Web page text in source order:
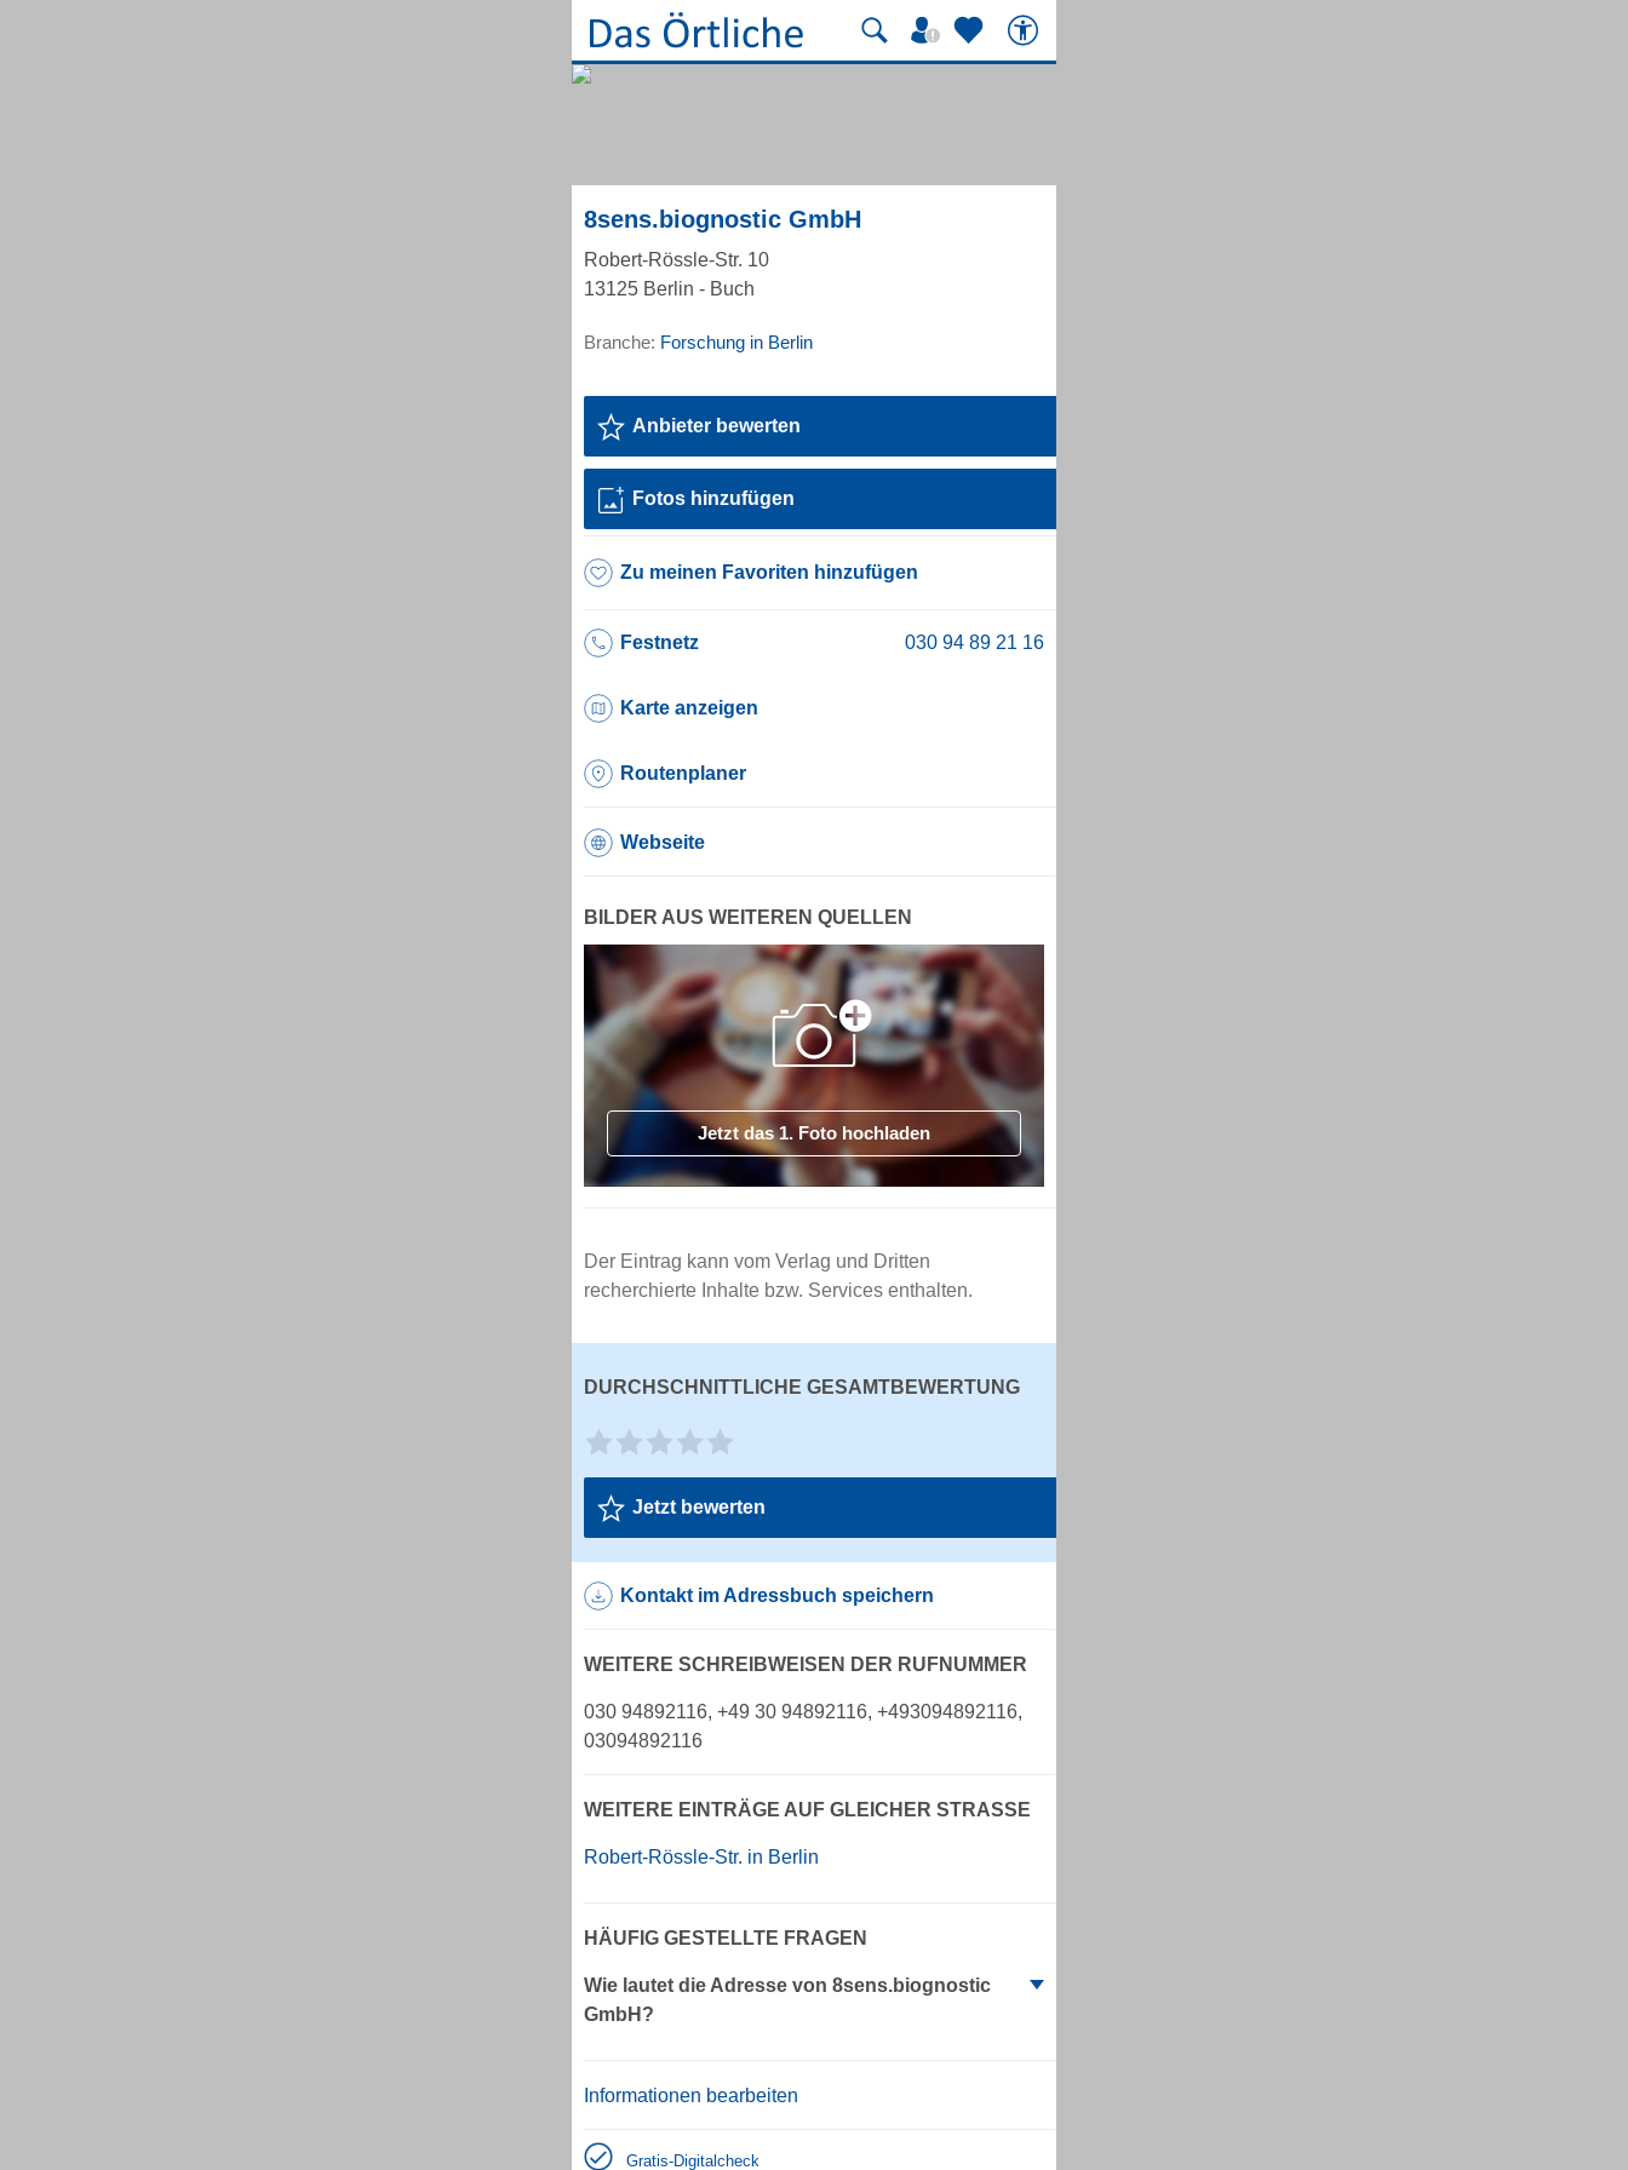
8sens.biognostic GmbH
Robert-Rössle-Str. 10
13125 Berlin - Buch
Branche: Forschung in Berlin
Anbieter bewerten
Fotos hinzufügen
Zu meinen Favoriten hinzufügen
Festnetz
Karte anzeigen
Routenplaner
Webseite
BILDER AUS WEITEREN QUELLEN
Jetzt das 1. Foto hochladen
Der Eintrag kann vom Verlag und Dritten
recherchierte Inhalte bzw. Services enthalten.
DURCHSCHNITTLICHE GESAMTBEWERTUNG
Jetzt bewerten
Kontakt im Adressbuch speichern
WEITERE SCHREIBWEISEN DER RUFNUMMER
030 94892116, +49 30 94892116, +493094892116,
03094892116
WEITERE EINTRÄGE AUF GLEICHER STRASSE
Robert-Rössle-Str. in Berlin
HÄUFIG GESTELLTE FRAGEN
Wie lautet die Adresse von 8sens.biognostic
GmbH?
Informationen bearbeiten
Gratis-Digitalcheck